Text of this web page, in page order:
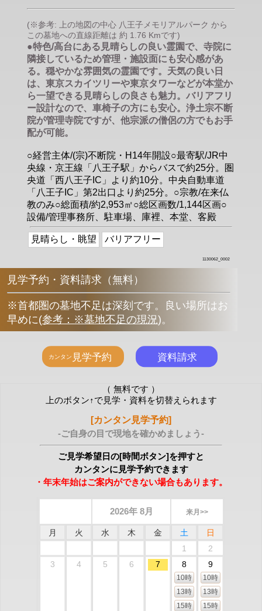
(※参考: 上の地図の中心 八王子メモリアルパーク から
この墓地への直線距離は 約 1.76 Kmです)
●特色/高台にある見晴らしの良い霊園で、寺院に
隣接しているため管理・施設面にも安心感があ
る。穏やかな雰囲気の霊園です。天気の良い日
は、東京スカイツリーや東京タワーなどが本堂か
ら一望できる見晴らしの良さも魅力。バリアフリ
ー設計なので、車椅子の方にも安心。浄土宗不断
院が管理寺院ですが、他宗派の僧侶の方でもお手
配が可能。
○経営主体/(宗)不断院・H14年開設○最寄駅/JR中
央線・京王線「八王子駅」からバスで約25分。圏
央道「西八王子IC」より約10分。中央自動車道
「八王子IC」第2出口より約25分。○宗教/在来仏
教のみ○総面積/約2,953㎡○総区画数/1,144区画○
設備/管理事務所、駐車場、庫裡、本堂、客殿
見晴らし・眺望 バリアフリー
1130062_0002
見学予約・資料請求（無料）
※首都圏の墓地不足は深刻です。良い場所はお
早めに(参考：※墓地不足の現況)。
（ 無料です ）
上のボタン↑で見学・資料を切替えられます
[カンタン見学予約]
-ご自身の目で現地を確かめましょう-
ご見学希望日の[時間ボタン]を押すと
カンタンに見学予約できます
・年末年始はご案内ができない場合もあります。
2026年 8月 来月>>
月 火 水 木 金 土
日
1
2
3
4 5 6 7 8
10時
13時
15時
9
10時
13時
15時